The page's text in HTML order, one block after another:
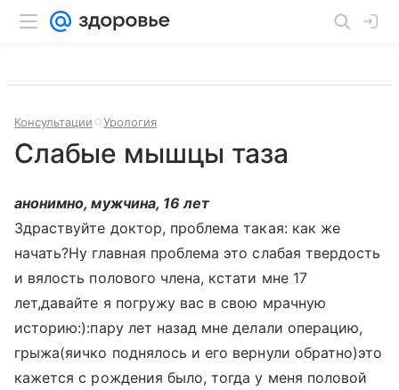
Консультации Урология
Слабые мышцы таза
анонимно, мужчина, 16 лет
Здраствуйте доктор, проблема такая: как же
начать?Ну главная проблема это слабая твердость
и вялость полового члена, кстати мне 17
лет,давайте я погружу вас в свою мрачную
историю:):пару лет назад мне делали операцию,
грыжа(яичко поднялось и его вернули обратно)это
кажется с рождения было, тогда у меня половой